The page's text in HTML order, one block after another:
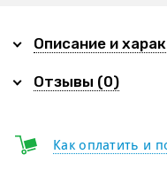
Описание и
Отзывы (0)
Как оплатить и